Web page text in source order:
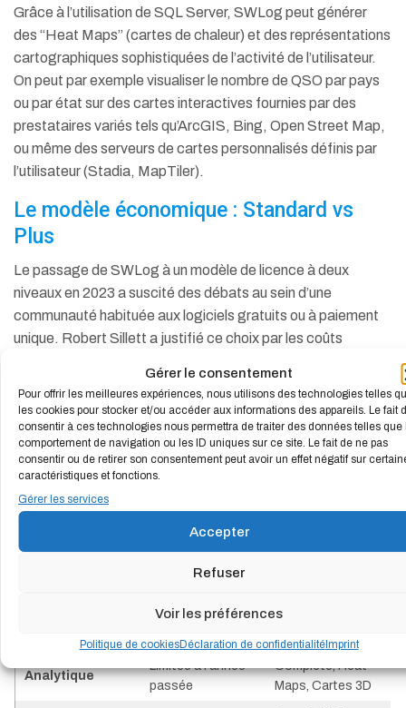
Gérer le consentement
Pour offrir les meilleures expériences, nous utilisons des technologies telles
les cookies pour stocker et/ou accéder aux informations des appareils. Le fait
consentir à ces technologies nous permettra de traiter des données telles que
comportement de navigation ou les ID uniques sur ce site. Le fait de ne pas
consentir ou de retirer son consentement peut avoir un effet négatif sur
caractéristiques et fonctions.
Gérer les services
Accepter
Refuser
Voir les préférences
Politique de cookiesDéclaration de confidentialitéImprint
Grâce à l’utilisation de SQL Server, SWLog peut générer
des “Heat Maps” (cartes de chaleur) et des représentations
cartographiques sophistiquées de l’activité de l’utilisateur.
On peut par exemple visualiser le nombre de QSO par pays
ou par état sur des cartes interactives fournies par des
prestataires variés tels qu’ArcGIS, Bing, Open Street Map,
ou même des serveurs de cartes personnalisés définis par
l’utilisateur (Stadia, MapTiler).
Le modèle économique : Standard vs
Plus
Le passage de SWLog à un modèle de licence à deux
niveaux en 2023 a suscité des débats au sein d’une
communauté habituée aux logiciels gratuits ou à paiement
unique. Robert Sillett a justifié ce choix par les coûts
Caractéristique
Édition
standard
Édition plus
données SWL
Sources de base
(FCC, HFCC)
Traditionnel &
Mobile,
Analytique
Limitée à l’année
passée
Complète, Heat
Maps, Cartes 3D